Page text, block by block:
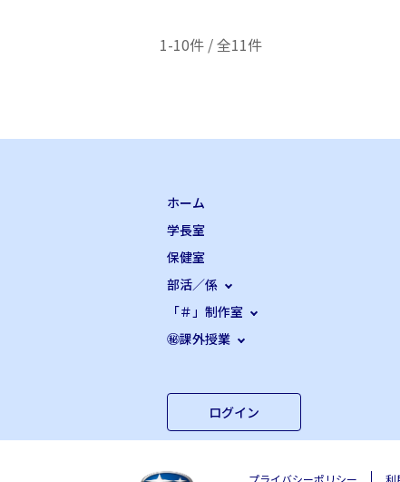
1-10件 / 全11件
ホーム
学長室
保健室
部活／係
「＃」制作室
㊙課外授業
ログイン